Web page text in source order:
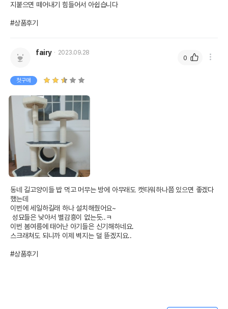
지붙으면 떼어내기 힘들어서 아쉽습니다
#상품후기
fairy 2023.09.28
첫구매
동네 길고양이들 밥 먹고 머무는 방에 아무래도 캣타워하나쯤 있으면 좋겠다
했는데
이번에 세일하길래 하나 설치해줬어요~
이번 봄여름에 태어난 아기들은 신기해하네요.
스크래쳐도 되니까 이제 벽지는 덜 뜯겠지요..
#상품후기
0